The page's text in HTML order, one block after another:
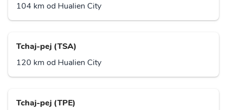
104 km od Hualien City
Tchaj-pej (TSA)
120 km od Hualien City
Tchaj-pej (TPE)